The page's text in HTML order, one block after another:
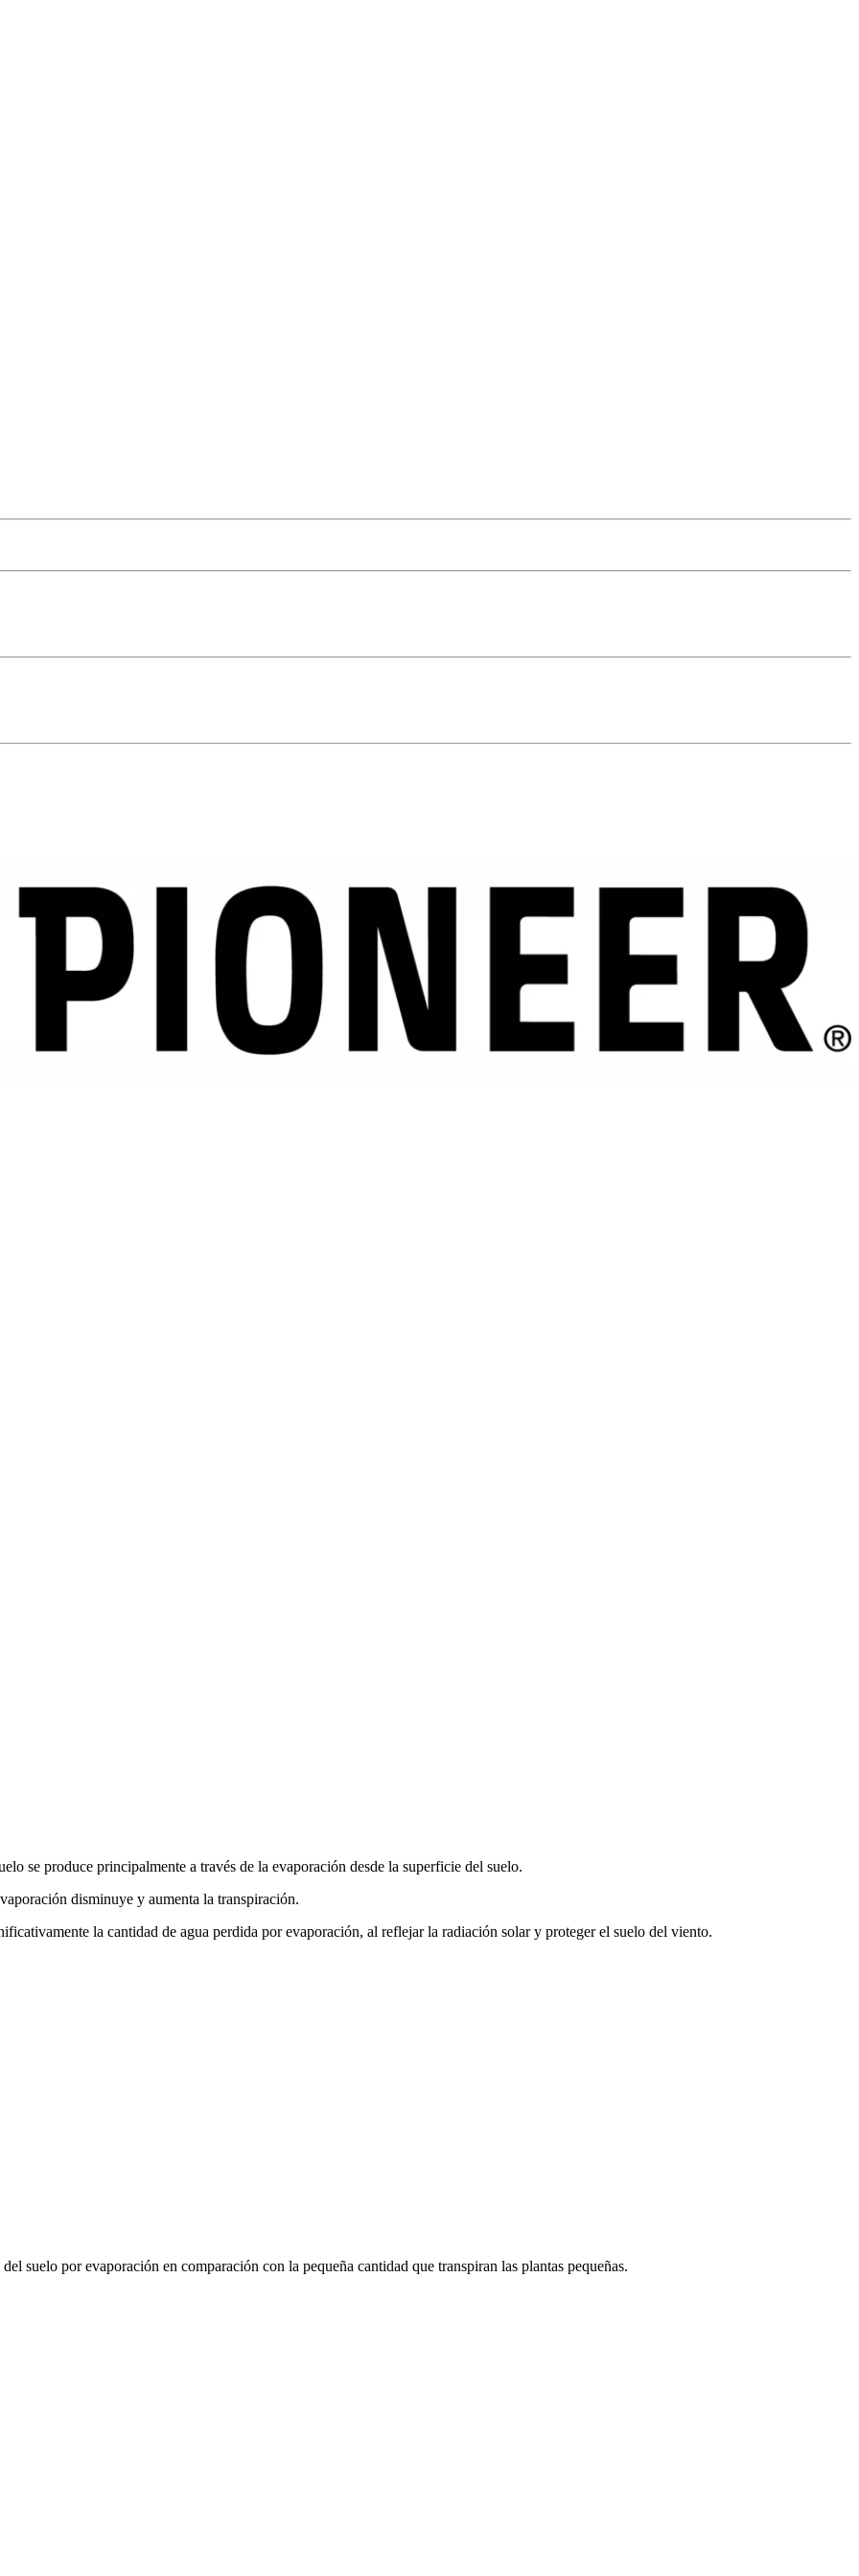
se produce principalmente a través de la evaporación desde la superficie del suelo.
disminuye y aumenta la transpiración.
la cantidad de agua perdida por evaporación, al reflejar la radiación solar y proteger el suelo del viento.
suelo por evaporación en comparación con la pequeña cantidad que transpiran las plantas pequeñas.